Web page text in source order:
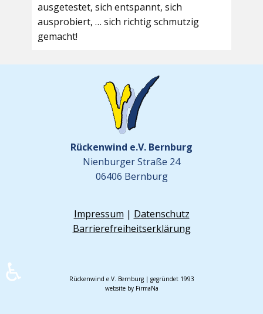
ausgetestet, sich entspannt, sich
ausprobiert, … sich richtig schmutzig
gemacht!
Rückenwind e.V. Bernburg
Nienburger Straße 24
06406 Bernburg
Impressum | Datenschutz
Barrierefreiheitserklärung
Rückenwind e.V. Bernburg | gegründet 1993
website by FirmaNa